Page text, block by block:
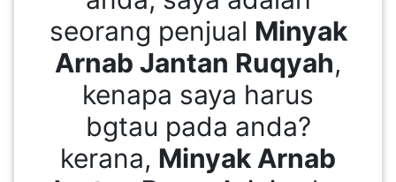
seorang penjual Minyak
Arnab Jantan Ruqyah,
kenapa saya harus
bgtau pada anda?
kerana, Minyak Arnab